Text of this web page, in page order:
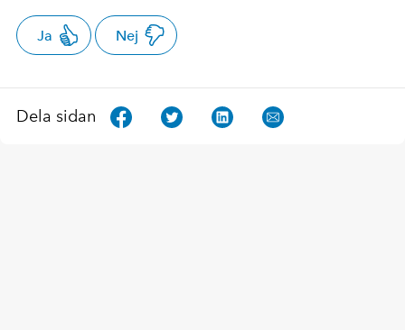
Ja Nej
Dela sidan